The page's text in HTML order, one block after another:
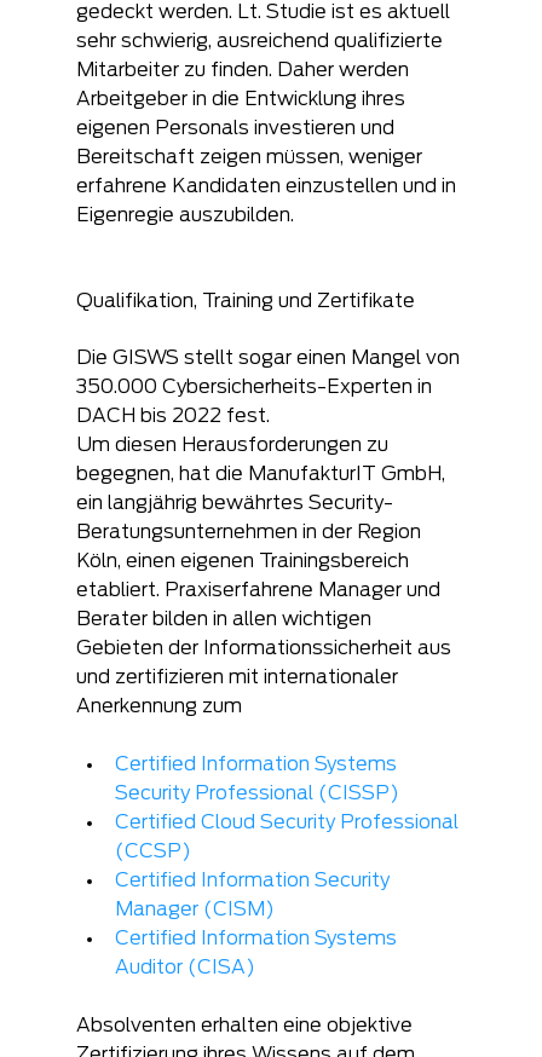
gedeckt werden. Lt. Studie ist es aktuell
sehr schwierig, ausreichend qualifizierte
Mitarbeiter zu finden. Daher werden
Arbeitgeber in die Entwicklung ihres
eigenen Personals investieren und
Bereitschaft zeigen müssen, weniger
erfahrene Kandidaten einzustellen und in
Eigenregie auszubilden.
Qualifikation, Training und Zertifikate
Die GISWS stellt sogar einen Mangel von
350.000 Cybersicherheits-Experten in
DACH bis 2022 fest.
Um diesen Herausforderungen zu
begegnen, hat die ManufakturIT GmbH,
ein langjährig bewährtes Security-
Beratungsunternehmen in der Region
Köln, einen eigenen Trainingsbereich
etabliert. Praxiserfahrene Manager und
Berater bilden in allen wichtigen
Gebieten der Informationssicherheit aus
und zertifizieren mit internationaler
Anerkennung zum
Certified Information Systems
Security Professional (CISSP)
Certified Cloud Security Professional
(CCSP)
Certified Information Security
Manager (CISM)
Certified Information Systems
Auditor (CISA)
Absolventen erhalten eine objektive